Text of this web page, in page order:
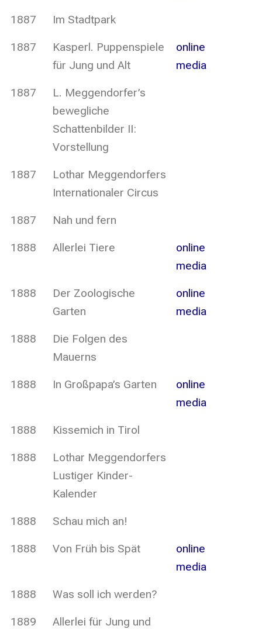
1887 Im Stadtpark
1887
Kasperl. Puppenspiele
für Jung und Alt
online
media
1887
L. Meggendorfer’s
bewegliche
Schattenbilder II:
Vorstellung
1887
Lothar Meggendorfers
Internationaler Circus
1887 Nah und fern
1888 Allerlei Tiere
online
media
1888
Der Zoologische
Garten
online
media
1888
Die Folgen des
Mauerns
1888 In Großpapa’s Garten
online
media
1888 Kissemich in Tirol
1888
Lothar Meggendorfers
Lustiger Kinder-
Kalender
1888 Schau mich an!
1888 Von Früh bis Spät
online
media
1888 Was soll ich werden?
1889 Allerlei für Jung und